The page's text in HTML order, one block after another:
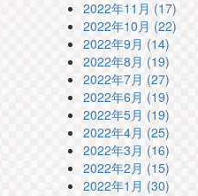
2022年11月 (17)
2022年10月 (22)
2022年9月 (14)
2022年8月 (19)
2022年7月 (27)
2022年6月 (19)
2022年5月 (19)
2022年4月 (25)
2022年3月 (16)
2022年2月 (15)
2022年1月 (30)